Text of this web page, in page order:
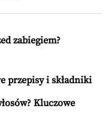
zabiegiem?
przepisy i składniki
Kluczowe